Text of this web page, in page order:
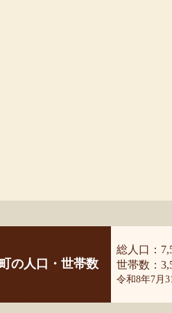
町の人口・世帯数
総人口：
世帯数：
令和8年7月